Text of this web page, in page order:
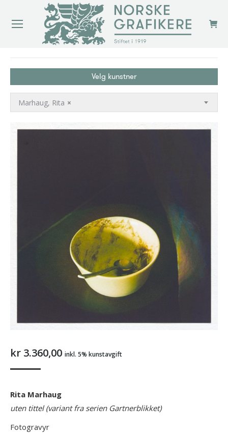
Velg kunstner
×
Marhaug, Rita
kr 3.360,00 inkl. 5% kunstavgift
Rita Marhaug
uten tittel (variant fra serien Gartnerblikket)
Fotogravyr